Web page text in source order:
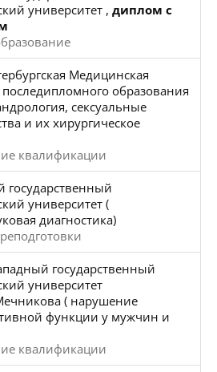
университет , диплом с
Медицинская
образования
сексуальные
и их хирургическое
квалификации
государственный
университет (
диагностика)
государственный
университет
( нарушение
функции у мужчин и
квалификации